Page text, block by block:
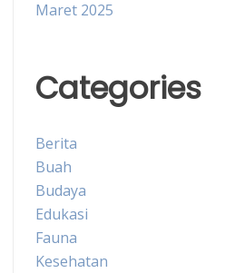
Maret 2025
Categories
Berita
Buah
Budaya
Edukasi
Fauna
Kesehatan